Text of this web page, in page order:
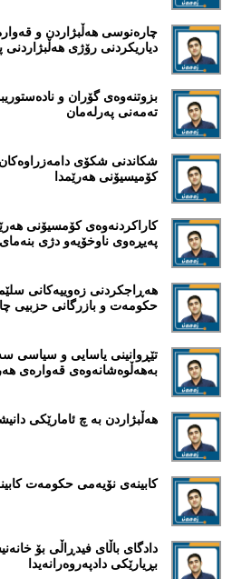
چارەنوسی هەڵبژاردن و
دیاریكردنی رۆژی هەڵبژاردنی
بزوتنەوەی گۆران و
تەمەنی پەرلەمان
شكاندنی شكۆی دامەزراوەكان
كۆمیسیۆنی هەرێمدا
كاراكردنەوەی كۆمسیۆنی
پەیڕەوی ناوخۆیەو دژی
هەڕاجكردنی زەوییەكانی
حكومەت و بازرگانی حزبیی
تێڕوانینی یاسایی و سیاسی
بەهەڵوەشانەوەی قەوارەی
هەڵبژاردن بە چ ئامارێکى
كابینەی نۆیەمی حكومەت
دادگای باڵای فیدڕاڵی بۆ
بڕیارێكی دادپەروەرانەیدا